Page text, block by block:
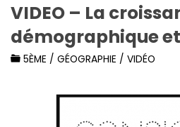
VIDEO – La
démographique
5ÈME / GÉOGRAPHIE / VIDÉO